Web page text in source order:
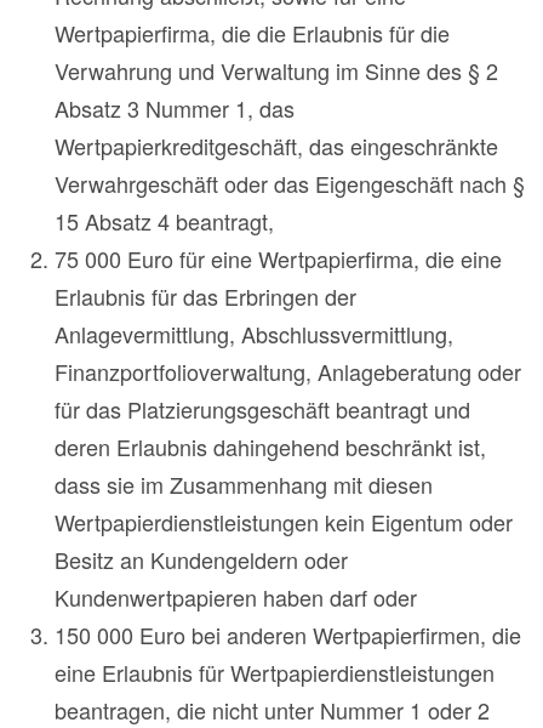
Wertpapierfirma, die die Erlaubnis für die
Verwahrung und Verwaltung im Sinne des § 2
Absatz 3 Nummer 1, das
Wertpapierkreditgeschäft, das eingeschränkte
Verwahrgeschäft oder das Eigengeschäft nach §
15 Absatz 4 beantragt,
75 000 Euro für eine Wertpapierfirma, die eine
Erlaubnis für das Erbringen der
Anlagevermittlung, Abschlussvermittlung,
Finanzportfolioverwaltung, Anlageberatung oder
für das Platzierungsgeschäft beantragt und
deren Erlaubnis dahingehend beschränkt ist,
dass sie im Zusammenhang mit diesen
Wertpapierdienstleistungen kein Eigentum oder
Besitz an Kundengeldern oder
Kundenwertpapieren haben darf oder
150 000 Euro bei anderen Wertpapierfirmen, die
eine Erlaubnis für Wertpapierdienstleistungen
beantragen, die nicht unter Nummer 1 oder 2